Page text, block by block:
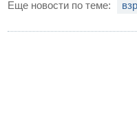
Еще новости по теме: